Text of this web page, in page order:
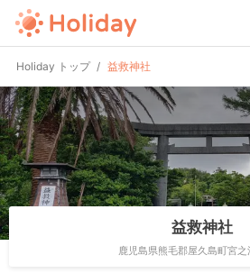
Holiday トップ 益救神社
益救神社
鹿児島県熊毛郡屋久島町宮之